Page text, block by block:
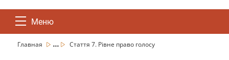
Меню
Главная ... Стаття 7. Рівне право голосу